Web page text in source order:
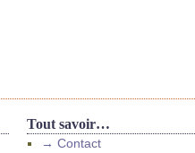
Tout savoir…
→ Contact